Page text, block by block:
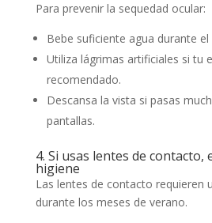
Para prevenir la sequedad ocular:
Bebe suficiente agua durante el
Utiliza lágrimas artificiales si tu
recomendado.
Descansa la vista si pasas
pantallas.
4. Si usas lentes de contacto,
higiene
Las lentes de contacto requieren
durante los meses de verano.